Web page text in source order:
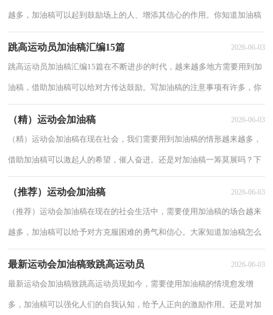
越多，加油稿可以起到鼓励场上的人、增添其信心的作用。你知道加油稿
跳高运动员加油稿汇编15篇 2026-06-03
跳高运动员加油稿汇编15篇在不断进步的时代，越来越多地方需要用到加
油稿，借助加油稿可以给对方传达鼓励。写加油稿的注意事项有许多，你
（精）运动会加油稿 2026-06-03
（精）运动会加油稿在现在社会，我们需要用到加油稿的情形越来越多，
借助加油稿可以激起人的希望，催人奋进。还是对加油稿一筹莫展吗？下
（推荐）运动会加油稿 2026-06-03
（推荐）运动会加油稿在现在的社会生活中，需要使用加油稿的场合越来
越多，加油稿可以给予对方克服困难的勇气和信心。大家知道加油稿怎么
最新运动会加油稿致跳高运动员 2026-06-03
最新运动会加油稿致跳高运动员现如今，需要使用加油稿的情境愈发增
多，加油稿可以强化人们的自我认知，给予人正向的激励作用。还是对加